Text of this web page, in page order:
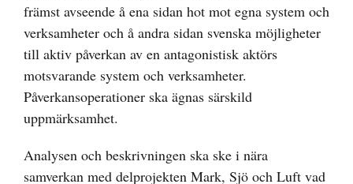
främst avseende å ena sidan hot mot egna system och
verksamheter och å andra sidan svenska möjligheter
till aktiv påverkan av en antagonistisk aktörs
motsvarande system och verksamheter.
Påverkansoperationer ska ägnas särskild
uppmärksamhet.
Analysen och beskrivningen ska ske i nära
samverkan med delprojekten Mark, Sjö och Luft vad